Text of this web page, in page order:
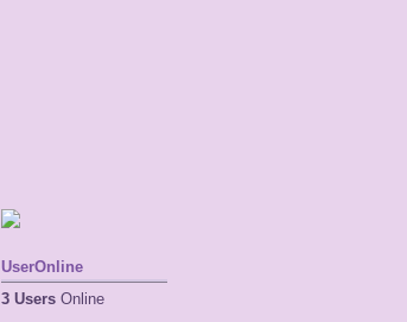
UserOnline
3 Users Online